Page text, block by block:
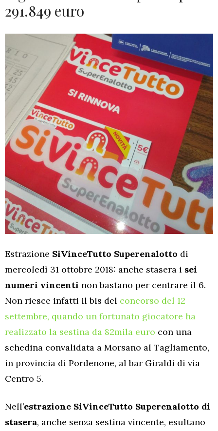
291.849 euro
Estrazione SiVinceTutto Superenalotto di
mercoledì 31 ottobre 2018: anche stasera i sei
numeri vincenti non bastano per centrare il 6.
Non riesce infatti il bis del concorso del 12
settembre, quando un fortunato giocatore ha
realizzato la sestina da 82mila euro con una
schedina convalidata a Morsano al Tagliamento,
in provincia di Pordenone, al bar Giraldi di via
Centro 5.
Nell’estrazione SiVinceTutto Superenalotto di
stasera, anche senza sestina vincente, esultano